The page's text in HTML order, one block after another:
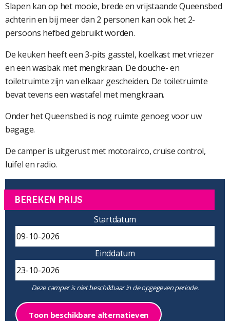
Slapen kan op het mooie, brede en vrijstaande Queensbed
achterin en bij meer dan 2 personen kan ook het 2-
persoons hefbed gebruikt worden.
De keuken heeft een 3-pits gasstel, koelkast met vriezer
en een wasbak met mengkraan. De douche- en
toiletruimte zijn van elkaar gescheiden. De toiletruimte
bevat tevens een wastafel met mengkraan.
Onder het Queensbed is nog ruimte genoeg voor uw
bagage.
De camper is uitgerust met motorairco, cruise control,
luifel en radio.
BEREKEN PRIJS
Startdatum
Einddatum
Deze camper is niet beschikbaar in de opgegeven periode.
Toon beschikbare alternatieven